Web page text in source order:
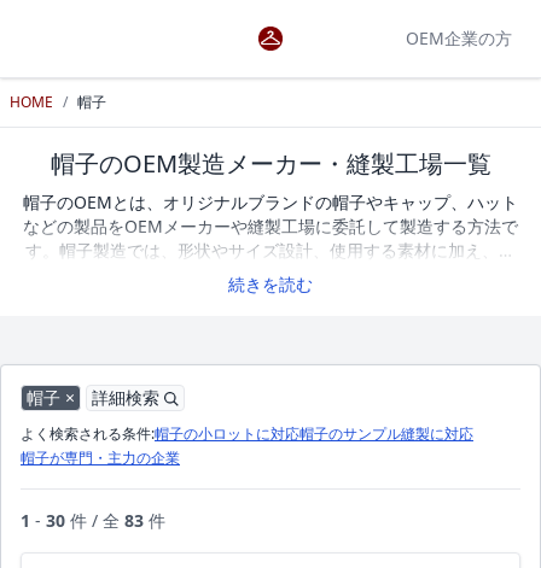
OEM企業の方
HOME / 帽子
帽子のOEM製造メーカー・縫製工場一覧
帽子のOEMとは、オリジナルブランドの帽子やキャップ、ハット
などの製品をOEMメーカーや縫製工場に委託して製造する方法で
す。帽子製造では、形状やサイズ設計、使用する素材に加え、刺
繍やプリントなどの加工によってデザイン性や仕上がりが大きく
変わります。また、キャップやハットなど種類によって構造や製
術などを確認しながらOEMメーカーや縫製工場を選ぶことが重要
です。アパレルOEM検索では、帽子・キャップ・ハットの製造に
対応するOEMメーカーや縫製工場を掲載しています。企業一覧を
比較しながら、条件に合ったOEMパートナーを探すことができま
す。現在、帽子のOEM製造に対応するメーカー・縫製工場を83社
掲載しています。
続きを読む
帽子 × 詳細検索
よく検索される条件:帽子の小ロットに対応帽子のサンプル縫製に対応
帽子が専門・主力の企業
1 - 30 件 / 全 83 件